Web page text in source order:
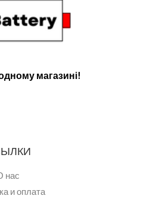
магазині!
нас
и оплата